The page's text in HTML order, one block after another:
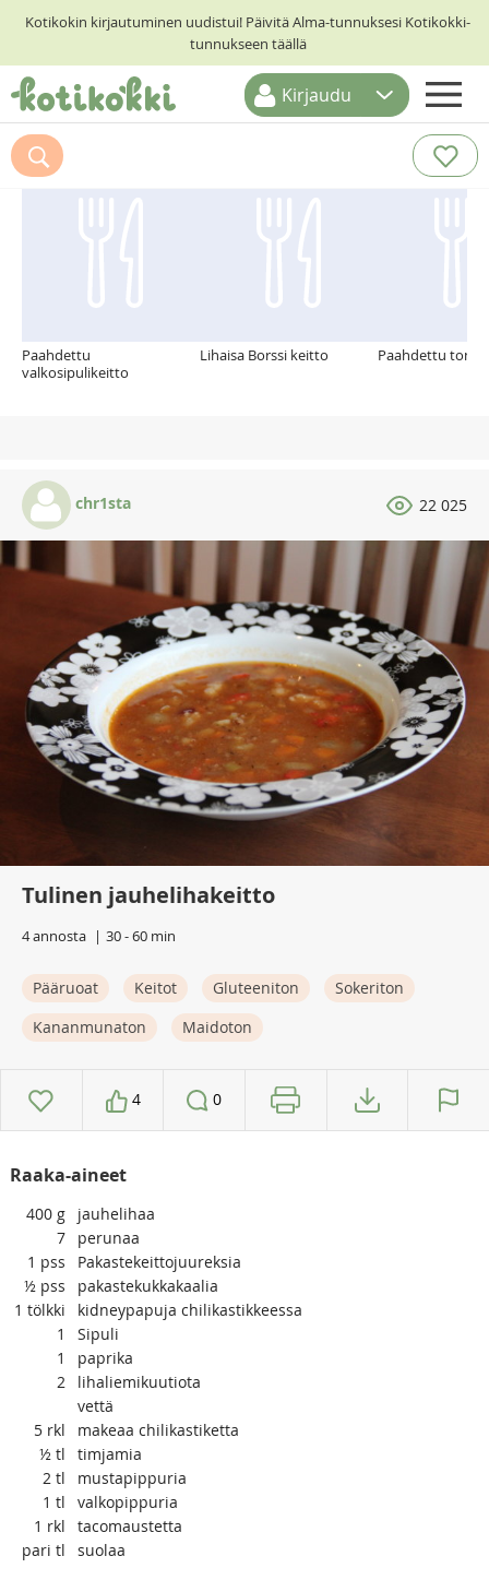
Kotikokin kirjautuminen uudistui! Päivitä Alma-tunnuksesi Kotikokki-
tunnukseen täällä
ETUSIVU
RESEPTIHAKU
Kirjaudu
Suosittelemme myös
Paahdettu
valkosipulikeitto
Lihaisa Borssi keitto Paahdettu
chr1sta 22 025
Tulinen jauhelihakeitto
4 annosta 30 - 60 min
Pääruoat Keitot Gluteeniton
Sokeriton
Kananmunaton
Maidoton
4 0
Raaka-aineet
400 g
jauhelihaa
7
perunaa
1 pss
Pakastekeittojuureksia
½ pss
pakastekukkakaalia
1 tölkki
kidneypapuja chilikastikkeessa
1
Sipuli
1
paprika
2
lihaliemikuutiota
vettä
5 rkl
makeaa chilikastiketta
½ tl
timjamia
2 tl
mustapippuria
1 tl
valkopippuria
1 rkl
tacomaustetta
pari tl suolaa